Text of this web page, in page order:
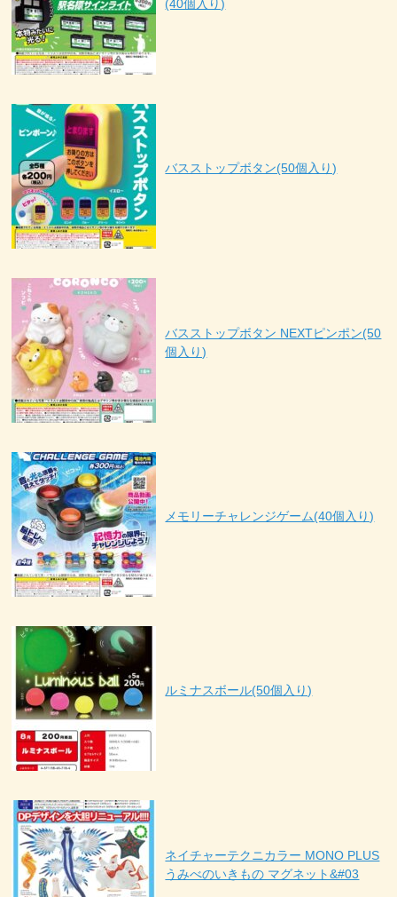
(40個入り)
バスストップボタン(50個入り)
バスストップボタン NEXTピンポン(50
個入り)
メモリーチャレンジゲーム(40個入り)
ルミナスボール(50個入り)
ネイチャーテクニカラー MONO PLUS
うみべのいきもの マグネット&#03